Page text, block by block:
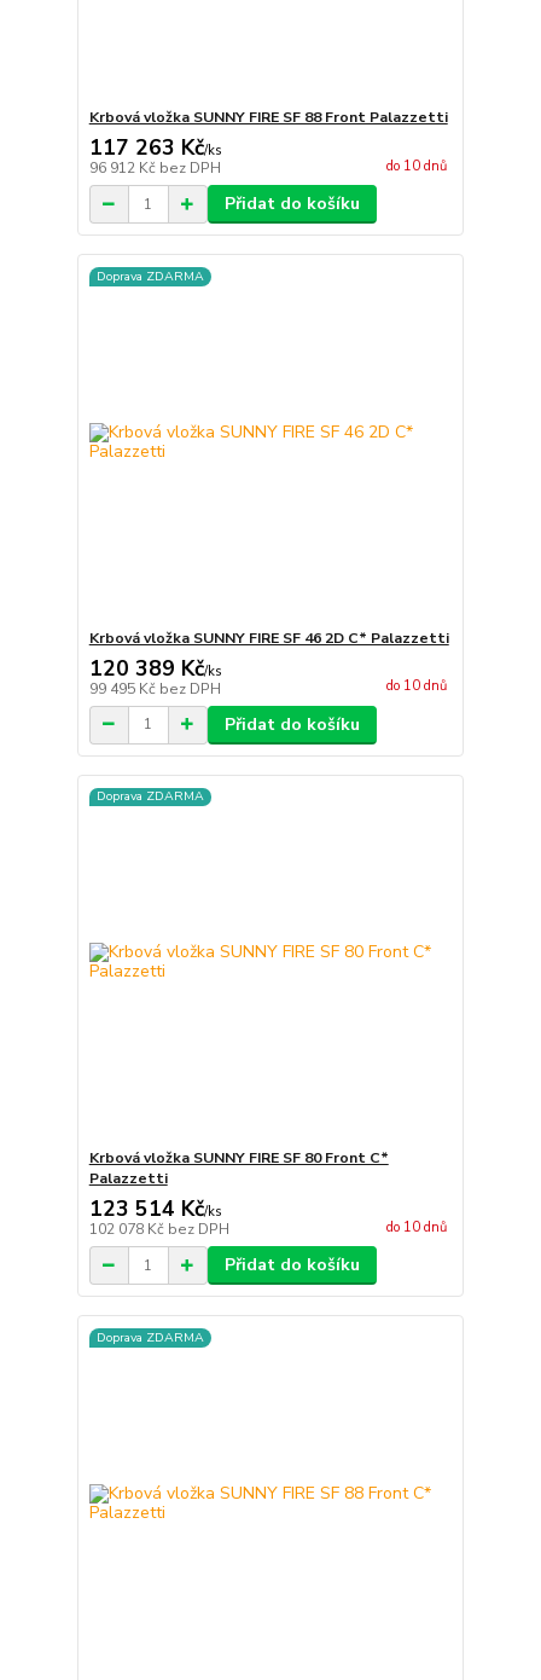
Krbová vložka SUNNY FIRE SF 88 Front Palazzetti
117 263 Kč/ks
96 912 Kč bez DPH do 10 dnů
Přidat do košíku
Doprava ZDARMA
Krbová vložka SUNNY FIRE SF 46 2D C* Palazzetti
120 389 Kč/ks
99 495 Kč bez DPH do 10 dnů
Přidat do košíku
Doprava ZDARMA
Krbová vložka SUNNY FIRE SF 80 Front C*
Palazzetti
123 514 Kč/ks
102 078 Kč bez DPH do 10 dnů
Přidat do košíku
Doprava ZDARMA